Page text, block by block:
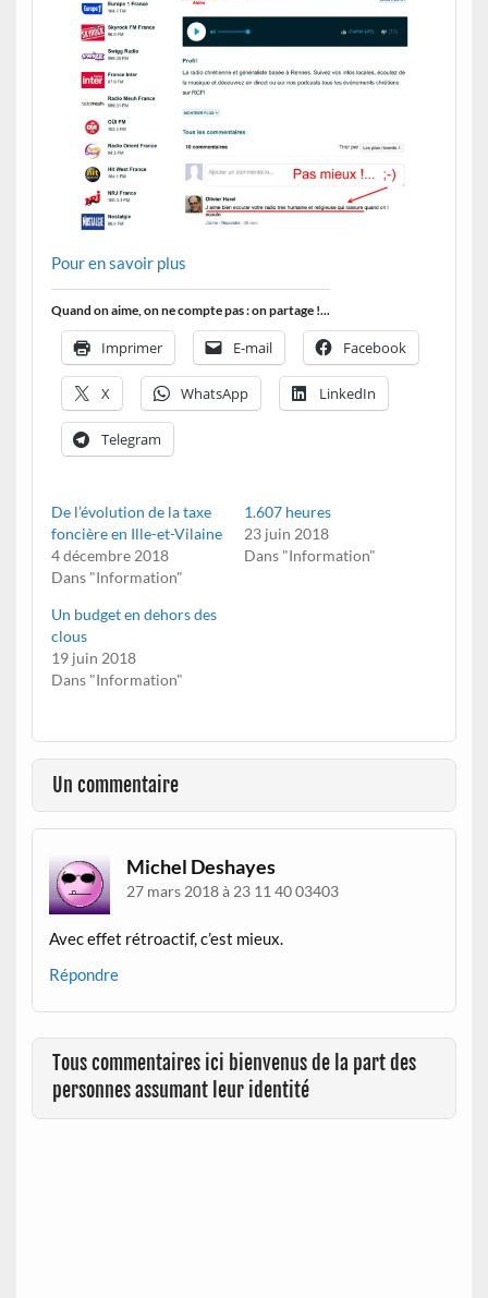
Pour en savoir plus
Quand on aime, on ne compte pas : on partage !...
Imprimer E-mail Facebook
X WhatsApp LinkedIn
Telegram
De l’évolution de la taxe
foncière en Ille-et-Vilaine
4 décembre 2018
Dans "Information"
1.607 heures
23 juin 2018
Dans "Information"
Un budget en dehors des
clous
19 juin 2018
Dans "Information"
Un commentaire
Michel Deshayes
27 mars 2018 à 23 11 40 03403
Avec effet rétroactif, c’est mieux.
Répondre
Tous commentaires ici bienvenus de la part des
personnes assumant leur identité